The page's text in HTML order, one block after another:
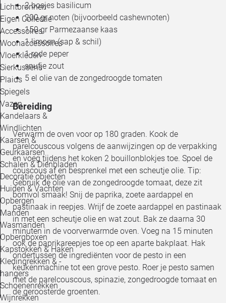
Lichtbronnen
Eigen Collectie
Accessoires
Woonaccessoires
Vloerkleden
Sierkussens
Plaids
Spiegels
Vazen
Kandelaars &
Windlichten
Kaarsen &
Geurkaarsen
Schalen & Dienbladen
Decoratie objecten
Huiden & Vachten
Opbergen
Manden
Wasmanden
Opbergboxen
Kapstokken & Haken
Kledingrekken & -
hangers
Schoenenrekken
Wijnrekken
2 bosjes basilicum
200 gr noten (bijvoorbeeld cashewnoten)
150 gr Parmezaanse kaas
1 limoen (sap & schil)
1 rode peper
snufje zout
5 el olie van de zongedroogde tomaten
Bereiding
Verwarm de oven voor op 180 graden. Kook de
parelcouscous volgens de aanwijzingen op de verpakking
en voeg tijdens het koken 2 bouillonblokjes toe. Spoel de
couscous af en besprenkel met een scheutje olie. Tip:
Gebruik de olie van de zongedroogde tomaat, deze zit
bomvol smaak! Snij de paprika, zoete aardappel en
pastinaak in reepjes. Wrijf de zoete aardappel en pastinaak
in met een scheutje olie en wat zout. Bak ze daarna 30
minuten in de voorverwarmde oven. Voeg na 15 minuten
ook de paprikareepjes toe op een aparte bakplaat. Hak
ondertussen de ingrediënten voor de pesto in een
keukenmachine tot een grove pesto. Roer je pesto samen
met de parelcouscous, spinazie, zongedroogde tomaat en
de geroosterde groenten.